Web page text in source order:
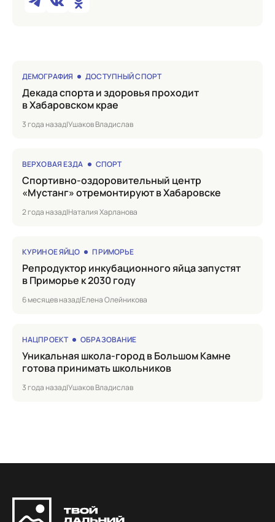
ДЕМОГРАФИЯ ДОСТУПНЫЙ СПОРТ
Декада спорта и здоровья проходит
в Хабаровском крае
3 года назад|Ушаков Владислав
ВЕРХОВАЯ ЕЗДА СПОРТ
Спортивно-оздоровительный центр
«Мустанг» отремонтируют в Хабаровске
2 года назад|Наталия Харланова
КУРИНОЕ ЯЙЦО ПРИМОРЬЕ
Репродуктор инкубационного яйца запустят
в Приморье к 2030 году
6 месяцев назад|Елена Олейникова
НАЦПРОЕКТ ОБРАЗОВАНИЕ
Уникальная школа-город в Большом Камне
готова принимать школьников
3 года назад|Ушаков Владислав